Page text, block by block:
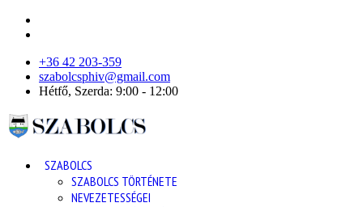
+36 42 203-359
szabolcsphiv@gmail.com
Hétfő, Szerda: 9:00 - 12:00
SZABOLCS
SZABOLCS TÖRTÉNETE
NEVEZETESSÉGEI